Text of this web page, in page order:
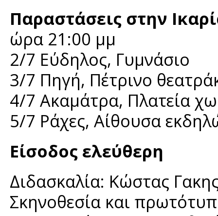
Παραστάσεις στην
ώρα 21:00 μμ
2/7 Εύδηλος, Γυμνάσιο
3/7 Πηγή, Πέτρινο
4/7 Ακαμάτρα, Πλατεία
5/7 Ράχες, Αίθουσα
Είσοδος ελεύθερη
Διδασκαλία: Κώστας
Σκηνοθεσία και